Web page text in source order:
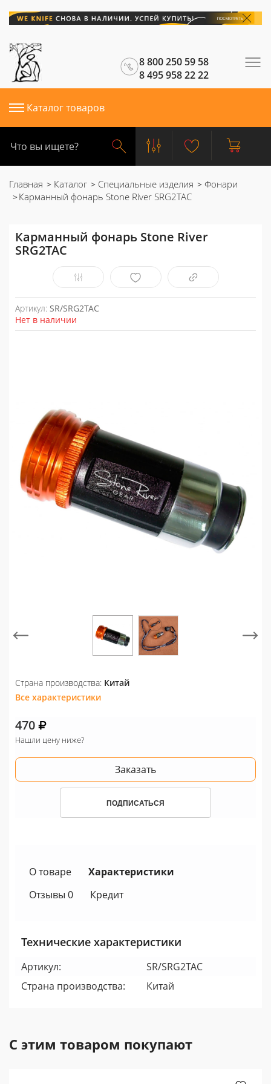
8 800 250 59 58
8 495 958 22 22
Каталог товаров
Главная Каталог Специальные изделия
Фонари
Карманный фонарь Stone River SRG2TAC
Карманный фонарь Stone River
SRG2TAC
Артикул: SR/SRG2TAC
Нет в наличии
Страна производства: Китай
Все характеристики
470
Нашли цену ниже?
Заказать
ПОДПИСАТЬСЯ
О товаре
Характеристики
Отзывы 0
Кредит
Технические характеристики
Артикул:
SR/SRG2TAC
Страна производства:
Китай
С этим товаром покупают